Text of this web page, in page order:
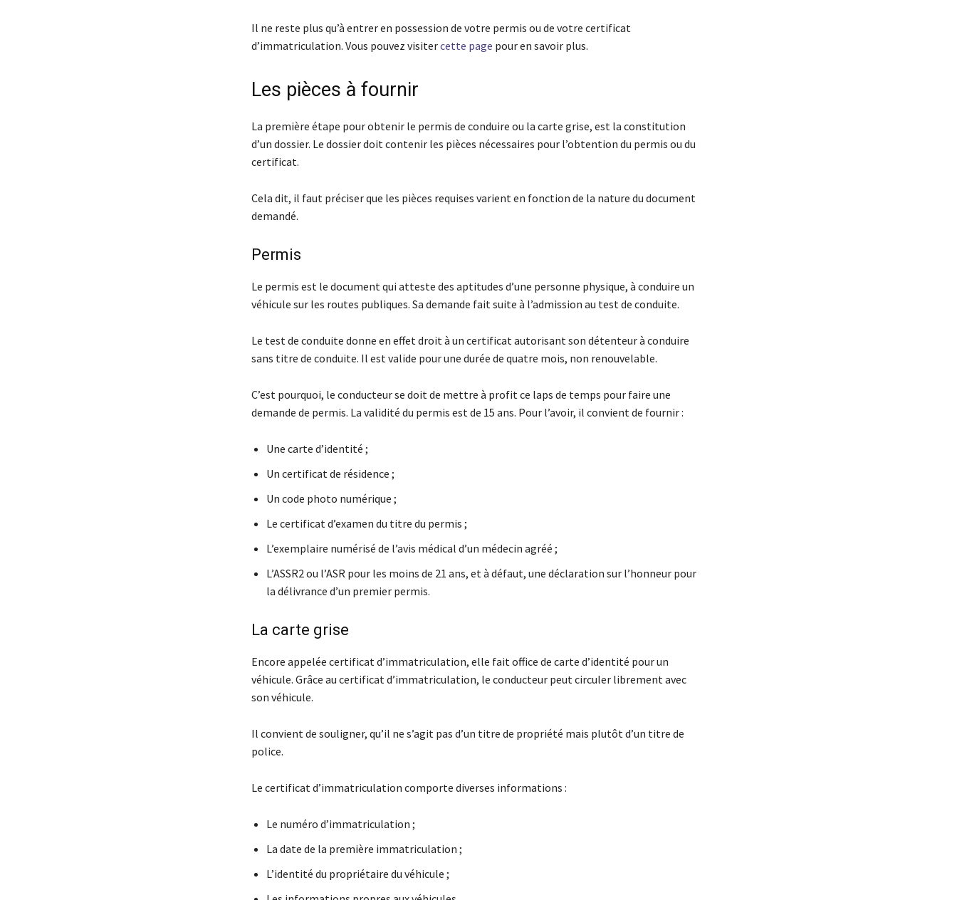
Il ne reste plus qu’à entrer en possession de votre permis ou de votre certificat
d’immatriculation. Vous pouvez visitercette page pour en savoir plus.
Les pièces à fournir
La première étape pour obtenir le permis de conduire ou la carte grise, est la constitution
d’un dossier. Le dossier doit contenir les pièces nécessaires pour l’obtention du permis ou du
certificat.
Cela dit, il faut préciser que les pièces requises varient en fonction de la nature du document
demandé.
Permis
Le permis est le document qui atteste des aptitudes d’une personne physique, à conduire un
véhicule sur les routes publiques. Sa demande fait suite à l’admission au test de conduite.
Le test de conduite donne en effet droit à un certificat autorisant son détenteur à conduire
sans titre de conduite. Il est valide pour une durée de quatre mois, non renouvelable.
C’est pourquoi, le conducteur se doit de mettre à profit ce laps de temps pour faire une
demande de permis. La validité du permis est de 15 ans. Pour l’avoir, il convient de fournir :
Une carte d’identité ;
Un certificat de résidence ;
Un code photo numérique ;
Le certificat d’examen du titre du permis ;
L’exemplaire numérisé de l’avis médical d’un médecin agréé ;
L’ASSR2 ou l’ASR pour les moins de 21 ans, et à défaut, une déclaration sur l’honneur pour
la délivrance d’un premier permis.
La carte grise
Encore appelée certificat d’immatriculation, elle fait office de carte d’identité pour un
véhicule. Grâce au certificat d’immatriculation, le conducteur peut circuler librement avec
son véhicule.
Il convient de souligner, qu’il ne s’agit pas d’un titre de propriété mais plutôt d’un titre de
police.
Le certificat d’immatriculation comporte diverses informations :
Le numéro d’immatriculation ;
La date de la première immatriculation ;
L’identité du propriétaire du véhicule ;